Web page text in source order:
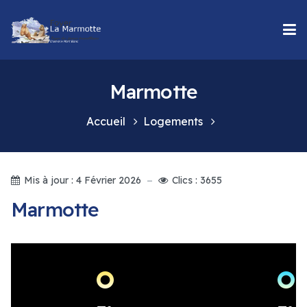
Marmotte
Accueil Logements
Mis à jour : 4 Février 2026 Clics : 3655
Marmotte